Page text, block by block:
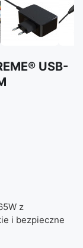
USB-
z
i bezpieczne